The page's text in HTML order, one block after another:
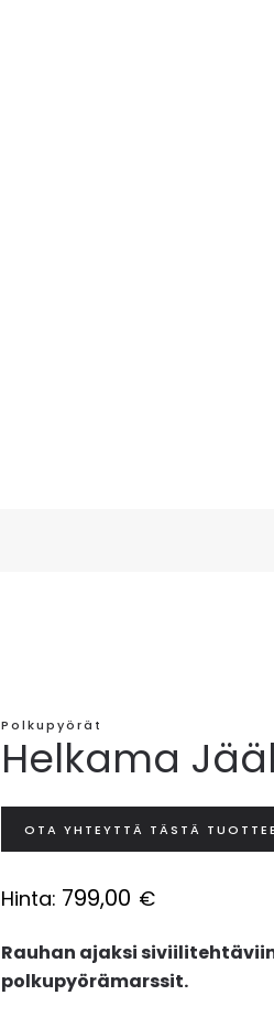
Polkupyörät
Helkama
OTA YHTEYTTÄ TÄSTÄ
Hinta: 799,00 €
Rauhan ajaksi
polkupyörämarssit.